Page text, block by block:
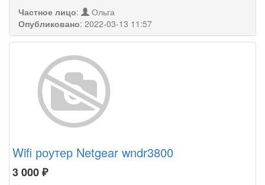
Частное лицо:
Ольга
Опубликовано: 2022-03-13 11:57
Wifi роутер Netgear wndr3800
3 000₽